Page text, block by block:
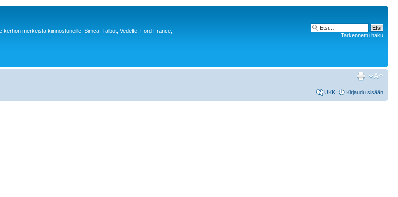
merkeistä kiinnostuneille. Simca, Talbot, Vedette, Ford France,
Tarkennettu haku
UKK Kirjaudu sisään